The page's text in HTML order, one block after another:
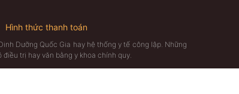
Hình thức thanh toán
Dưỡng Quốc Gia hay hệ thống y tế công lập. Những
trị hay văn bằng y khoa chính quy.